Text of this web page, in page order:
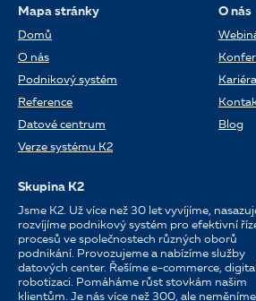
Mapa stránky
Domů
O nás
Podnikový systém
Reference
Datové centrum
Verze systému K2
O nás
Kariéra
Blog
Skupina K2
Jsme K2. Už více než 30 let vyvíjíme,
rozvíjíme podnikový systém pro efektivní
procesů ve společnostech různých oborů
podnikání. Provozujeme a nabízíme služby
datových center. Řešíme e-commerce,
robotizaci. Pomáháme růst stovkám našim
klientům. Je nás více než 300, ale